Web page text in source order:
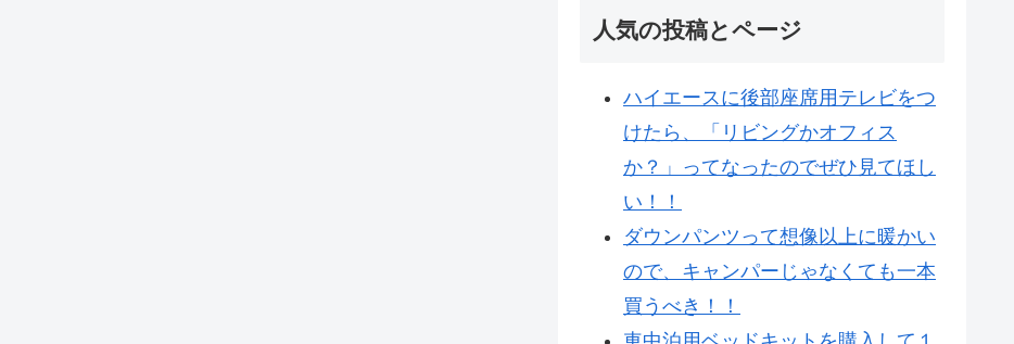
人気の投稿とページ
ハイエースに後部座席用テレビをつ
けたら、「リビングかオフィス
か？」ってなったのでぜひ見てほし
い！！
ダウンパンツって想像以上に暖かい
ので、キャンパーじゃなくても一本
買うべき！！